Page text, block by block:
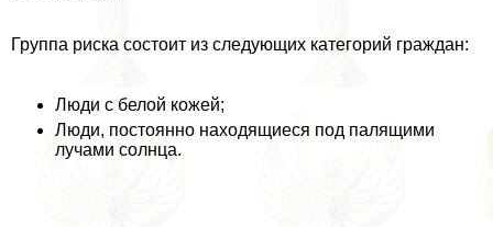
Группа риска состоит из следующих категорий граждан:
Люди с белой кожей;
Люди, постоянно находящиеся под палящими
лучами солнца.